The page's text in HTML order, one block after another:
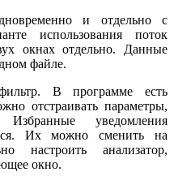
и отдельно с
использования поток
окнах отдельно. Данные
файле.
В программе есть
отстраивать параметры,
Избранные уведомления
Их можно сменить на
настроить анализатор,
окно.